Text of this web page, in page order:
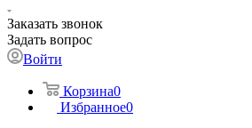
Заказать звонок
Задать вопрос
Войти
Корзина0
Избранное0